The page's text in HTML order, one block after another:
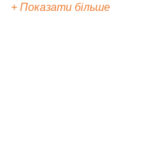
+ Показати більше